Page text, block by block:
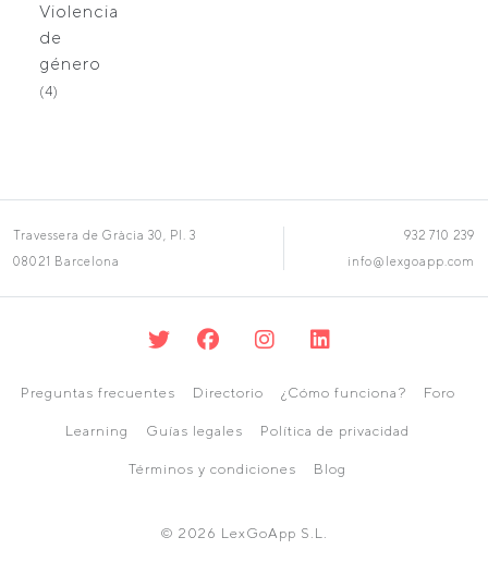
Violencia
de
género
(4)
Travessera de Gràcia 30, Pl. 3
08021 Barcelona
932 710 239
info@lexgoapp.com
Preguntas frecuentes Directorio ¿Cómo funciona? Foro
Learning Guías legales Política de privacidad
Términos y condiciones Blog
© 2026 LexGoApp S.L.